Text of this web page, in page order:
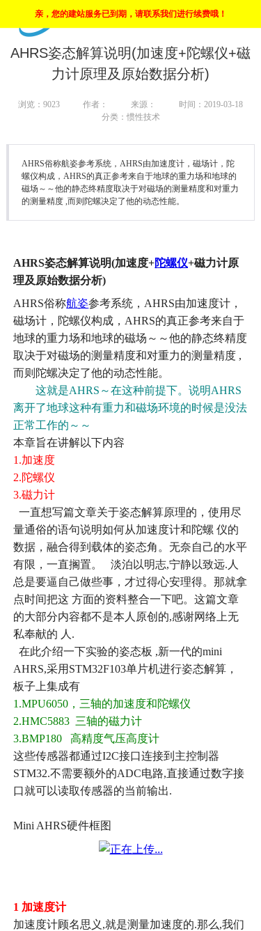
亲，您的建站服务已到期，请联系我们进行续费哦！
首页
角
上海市高新技术企业
AHRS姿态解算说明(加速度+陀螺仪+磁
力计原理及原始数据分析)
浏览： 9023 作者： 来源：
时间：2019-03-18
分类：惯性技术
AHRS俗称航姿参考系统，AHRS由加速度计，磁场计，陀
螺仪构成，AHRS的真正参考来自于地球的重力场和地球的
磁场～～他的静态终精度取决于对磁场的测量精度和对重力
的测量精度 ,而则陀螺决定了他的动态性能。
AHRS姿态解算说明(加速度+陀螺仪+磁力计原
理及原始数据分析)
AHRS俗称航姿参考系统， AHRS由加速度计，
磁场计，陀螺仪构成， AHRS的真正参考来自于
地球的重力场和地球的磁场～～他的静态终精度
取决于对磁场的测量精度和对重力的测量精度 ,
而则陀螺决定了他的动态性能。
这就是AHRS ～在这种前提下。说明AHRS
离开了地球这种有重力和磁场环境的时候是没法
正常工作的～～
本章旨在讲解以下内容
1.加速度
2.陀螺仪
3.磁力计
一直想写篇文章关于姿态解算原理的，使用尽
量通俗的语句说明如何从加速度计和陀螺 仪的
数据，融合得到载体的姿态角。无奈自己的水平
有限，一直搁置。
淡泊以明志,宁静以致远. 人
总是要逼自己做些事，才过得心安理得。那就拿
点时间把这 方面的资料整合一下吧。这篇文章
的大部分内容都不是本人原创的,感谢网络上无
私奉献的 人 .
在此介绍一下实验的姿态板 ,新一代的mini
AHRS,采用 STM32F103单片机进行姿态解算，
板子上集成有
1.MPU6050 ，三轴的加速度和陀螺仪
2.HMC5883 三轴的磁力计
3.BMP180高精度气压高度计
这些传感器都通过I2C接口连接到主控制器
STM32.不需要额外的ADC电路,直接通过数字接
口就可以读取传感器的当前输出.
Mini AHRS硬件框图
1 加速度计
加速度计顾名思义 ,就是测量加速度的.那么,我们